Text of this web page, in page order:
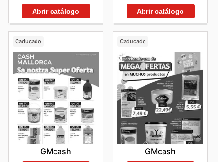
Abrir catálogo Abrir catálogo
Caducado
GMcash
Caducado
GMcash